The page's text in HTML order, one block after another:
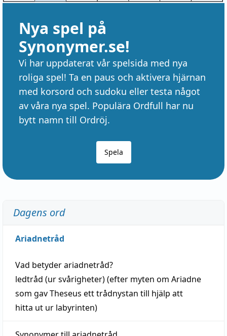
Nya spel på
Synonymer.se!
Vi har uppdaterat vår spelsida med nya
roliga spel! Ta en paus och aktivera hjärnan
med korsord och sudoku eller testa något
av våra nya spel. Populära Ordfull har nu
bytt namn till Ordröj.
Spela
Dagens ord
Ariadnetråd
Vad betyderariadnetråd?
ledtråd (ur svårigheter) (efter myten om Ariadne
som gav Theseus ett trådnystan till hjälp att
hitta ut ur labyrinten)